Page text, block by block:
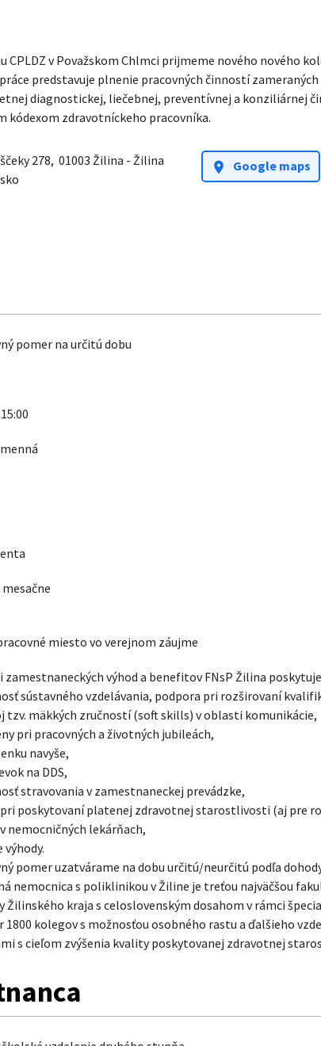
CPLDZ v Považskom Chlmci prijmeme nového nového
predstavuje plnenie pracovných činností
diagnostickej, liečebnej, preventívnej a konziliárnej
kódexom zdravotníckeho pracovníka.
278, 01003 Žilina - Žilina
location_on Google maps
pomer na určitú dobu
15:00
mesačne
miesto vo verejnom záujme
zamestnaneckých výhod a benefitov FNsP Žilina
sústavného vzdelávania, podpora pri rozširovaní
tzv. mäkkých zručností (soft skills) v oblasti komunikácie,
pri pracovných a životných jubileách,
navyše,
na DDS,
stravovania v zamestnaneckej prevádzke,
pri poskytovaní platenej zdravotnej starostlivosti (aj pre
nemocničných lekárňach,
výhody.
pomer uzatvárame na dobu určitú/neurčitú podľa
nemocnica s poliklinikou v Žiline je treťou najväčšou
Žilinského kraja s celoslovenským dosahom v rámci
1800 kolegov s možnosťou osobného rastu a ďalšieho
s cieľom zvýšenia kvality poskytovanej zdravotnej